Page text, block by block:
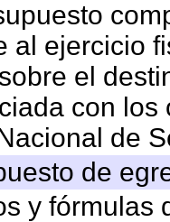
al ejercicio
el
con
de
de
y fórmulas